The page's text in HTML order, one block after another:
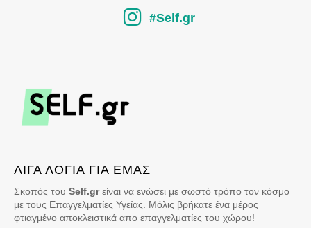
#Self.gr
ΛΙΓΑ ΛΟΓΙΑ ΓΙΑ ΕΜΑΣ
Σκοπός του Self.grείναι να ενώσει με σωστό τρόπο τον κόσμο
με τους Επαγγελματίες Υγείας. Μόλις βρήκατε ένα μέρος
φτιαγμένο αποκλειστικά απο επαγγελματίες του χώρου!